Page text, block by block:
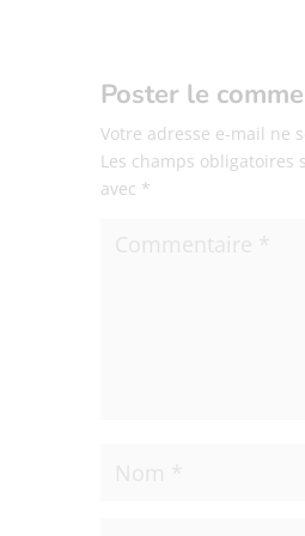
Poster le
Votre adresse e-mail ne
Les champs obligatoires
avec *